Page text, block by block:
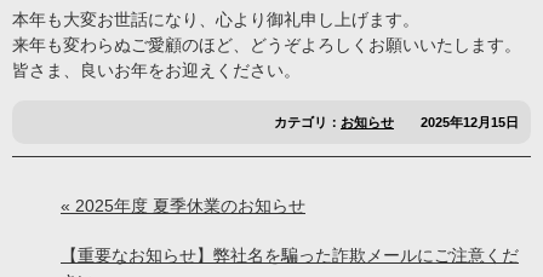
本年も大変お世話になり、心より御礼申し上げます。
来年も変わらぬご愛顧のほど、どうぞよろしくお願いいたします。
皆さま、良いお年をお迎えください。
カテゴリ： お知らせ 2025年12月15日
« 2025年度 夏季休業のお知らせ
【重要なお知らせ】弊社名を騙った詐欺メールにご注意くだ